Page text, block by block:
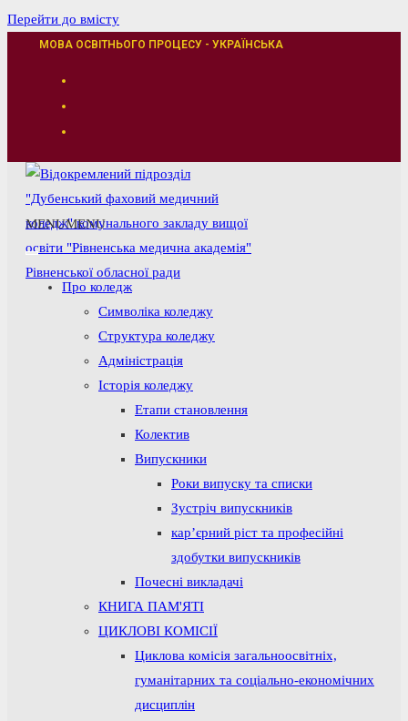
Перейти до вмісту
МОВА ОСВІТНЬОГО ПРОЦЕСУ - УКРАЇНСЬКА
MENUMENU
Про коледж
Символіка коледжу
Структура коледжу
Адміністрація
Історія коледжу
Етапи становлення
Колектив
Випускники
Роки випуску та списки
Зустріч випускників
кар’єрний ріст та професійні
здобутки випускників
Почесні викладачі
КНИГА ПАМ'ЯТІ
ЦИКЛОВІ КОМІСІЇ
Циклова комісія загальноосвітніх,
гуманітарних та соціально-економічних
дисциплін